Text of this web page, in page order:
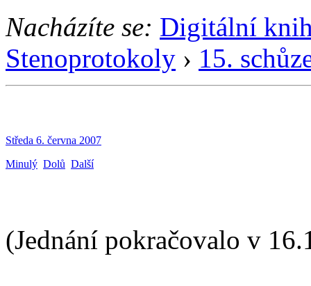
Nacházíte se: Digitální
Stenoprotokoly › 15.
Středa 6. června 2007
Minulý Dolů Další
(Jednání pokračovalo v